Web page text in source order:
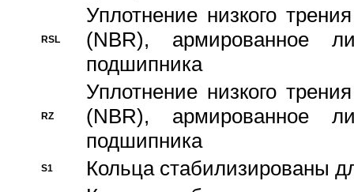
RSL
Уплотнение низкого
(NBR), армированное
подшипника
RZ
Уплотнение низкого
(NBR), армированное
подшипника
S1 Кольца стабилизированы